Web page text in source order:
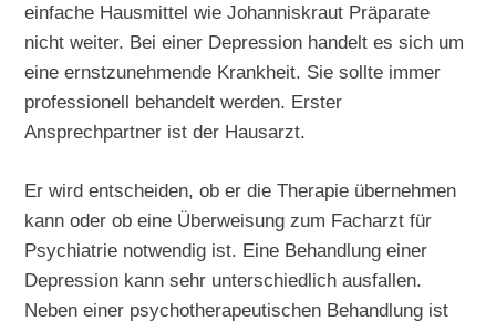
einfache Hausmittel wie Johanniskraut Präparate
nicht weiter. Bei einer Depression handelt es sich um
eine ernstzunehmende Krankheit. Sie sollte immer
professionell behandelt werden. Erster
Ansprechpartner ist der Hausarzt.
Er wird entscheiden, ob er die Therapie übernehmen
kann oder ob eine Überweisung zum Facharzt für
Psychiatrie notwendig ist. Eine Behandlung einer
Depression kann sehr unterschiedlich ausfallen.
Neben einer psychotherapeutischen Behandlung ist